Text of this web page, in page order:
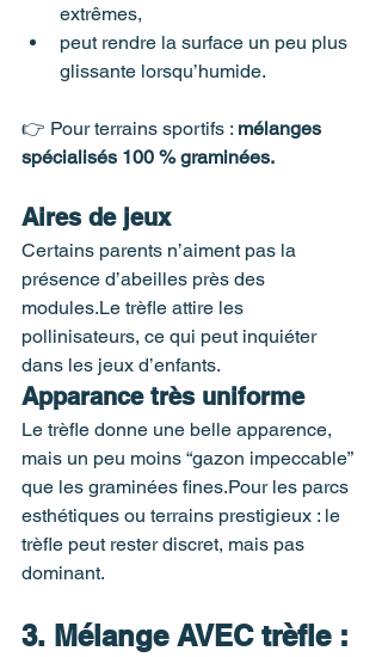
extrêmes,
peut rendre la surface un peu plus
glissante lorsqu’humide.
👉 Pour terrains sportifs : mélanges
spécialisés 100 % graminées.
Aires de jeux
Certains parents n’aiment pas la
présence d’abeilles près des
modules.Le trèfle attire les
pollinisateurs, ce qui peut inquiéter
dans les jeux d’enfants.
Apparance très uniforme
Le trèfle donne une belle apparence,
mais un peu moins “gazon impeccable”
que les graminées fines.Pour les parcs
esthétiques ou terrains prestigieux : le
trèfle peut rester discret, mais pas
dominant.
3. Mélange AVEC trèfle :